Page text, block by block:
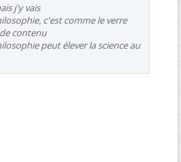
j'y vais
c'est comme le verre
contenu
peut élever la science au